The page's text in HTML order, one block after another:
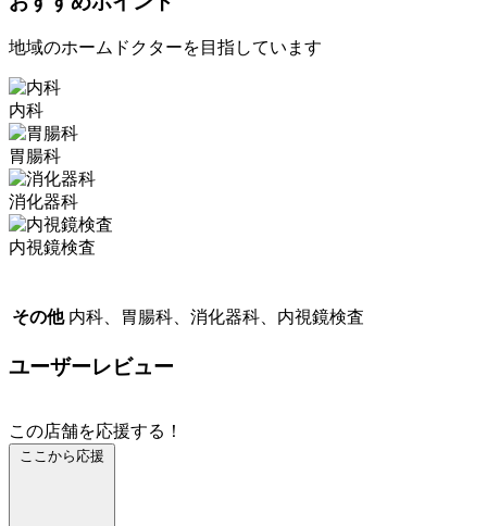
地域のホームドクターを目指しています
内科
胃腸科
消化器科
内視鏡検査
その他 内科、胃腸科、消化器科、内視鏡検査
ユーザーレビュー
この店舗を応援する！
ここから応援